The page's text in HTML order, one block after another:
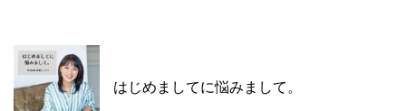
はじめましてに悩みまして。